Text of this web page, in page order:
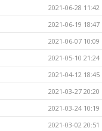
2021-06-28 11:42
2021-06-19 18:47
2021-06-07 10:09
2021-05-10 21:24
2021-04-12 18:45
2021-03-27 20:20
2021-03-24 10:19
2021-03-02 20:51